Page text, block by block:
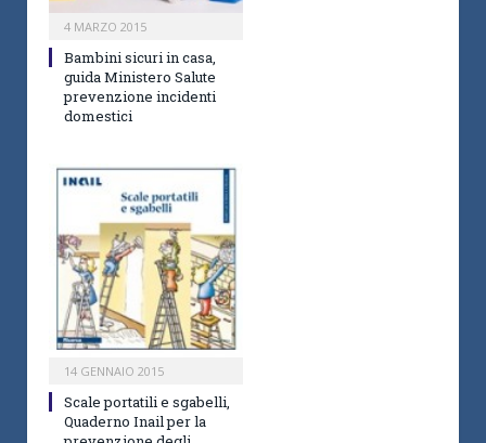
4 MARZO 2015
Bambini sicuri in casa,
guida Ministero Salute
prevenzione incidenti
domestici
14 GENNAIO 2015
Scale portatili e sgabelli,
Quaderno Inail per la